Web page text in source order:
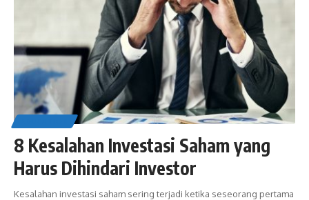
8 Kesalahan Investasi Saham yang
Harus Dihindari Investor
Kesalahan investasi saham sering terjadi ketika seseorang pertama